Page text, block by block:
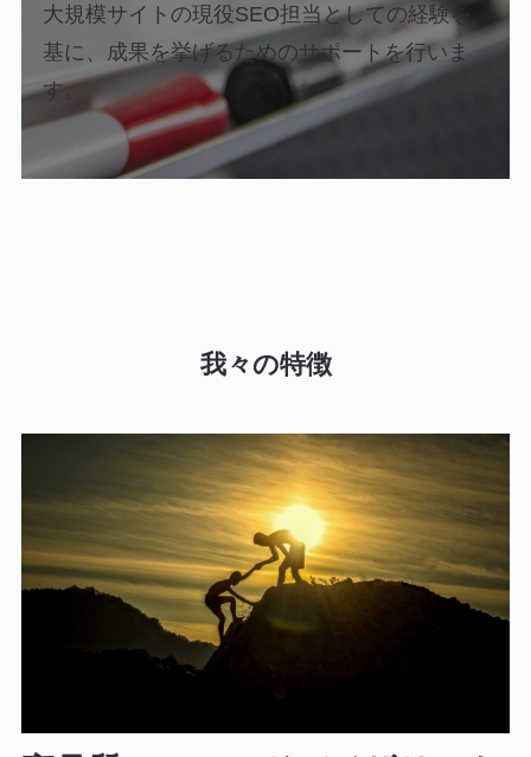
大規模サイトの現役SEO担当としての経験を
基に、成果を挙げるためのサポートを行いま
す。
我々の特徴